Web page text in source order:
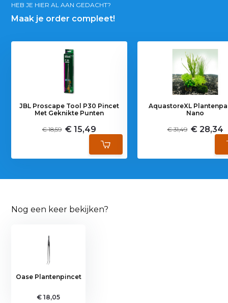
HEB JE HIER AL AAN GEDACHT?
Maak je order compleet!
JBL Proscape Tool P30 Pincet
Met Geknikte Punten
€ 18,59 € 15,49
AquastoreXL
Nano
€ 31,49 € 28,34
Nog een keer bekijken?
Oase Plantenpincet
€ 18,05